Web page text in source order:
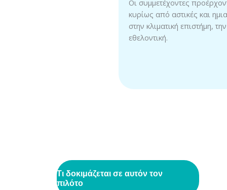
Οι συμμετέχοντες
κυρίως από αστικές και
στην κλιματική επιστήμη,
εθελοντική.
Τι δοκιμάζεται σε αυτόν τον
πιλότο